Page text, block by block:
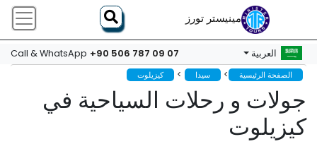
مينيستر تورز
العربية Call & WhatsApp +90 506 787 09 07
الصفحة الرئيسية > سيدا > كيزيلوت
جولات و رحلات السياحية في
كيزيلوت